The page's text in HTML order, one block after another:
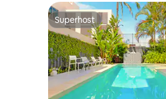
Superhost
Superhost